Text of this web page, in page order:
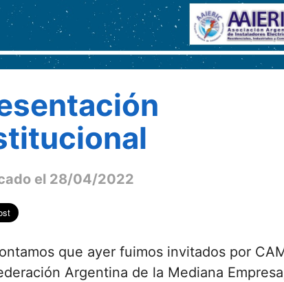
el 28/04/2022
que ayer fuimos invitados por
Argentina de la Mediana